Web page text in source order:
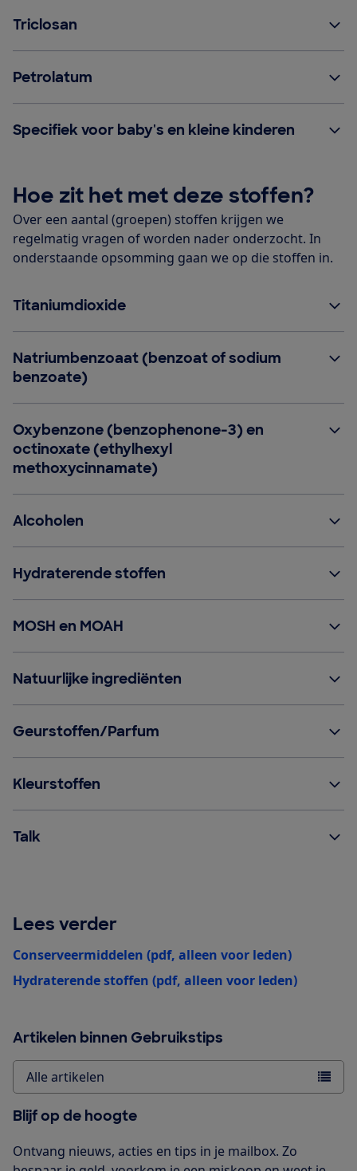
Triclosan
Petrolatum
Specifiek voor baby's en kleine kinderen
Hoe zit het met deze stoffen?
Over een aantal (groepen) stoffen krijgen we
regelmatig vragen of worden nader onderzocht. In
onderstaande opsomming gaan we op die stoffen in.
Titaniumdioxide
Natriumbenzoaat (benzoat of sodium
benzoate)
Oxybenzone (benzophenone-3) en
octinoxate (ethylhexyl
methoxycinnamate)
Alcoholen
Hydraterende stoffen
MOSH en MOAH
Natuurlijke ingrediënten
Geurstoffen/Parfum
Kleurstoffen
Talk
Lees verder
Conserveermiddelen (pdf, alleen voor leden)
Hydraterende stoffen (pdf, alleen voor leden)
Artikelen binnen Gebruikstips
Alle artikelen
Blijf op de hoogte
Ontvang nieuws, acties en tips in je mailbox. Zo